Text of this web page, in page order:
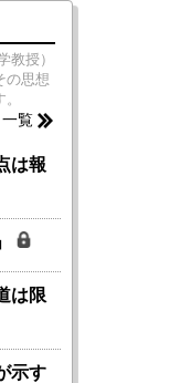
教授）
の思想
一覧
は報
は限
示す